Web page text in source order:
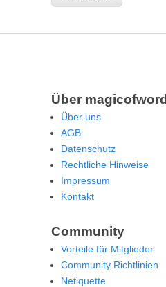
Über magicofword
Über uns
AGB
Datenschutz
Rechtliche Hinweise
Impressum
Kontakt
Community
Vorteile für Mitglieder
Community Richtlinien
Netiquette